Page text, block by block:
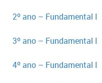
2º ano – Fundamental I
3º ano – Fundamental I
4º ano – Fundamental I